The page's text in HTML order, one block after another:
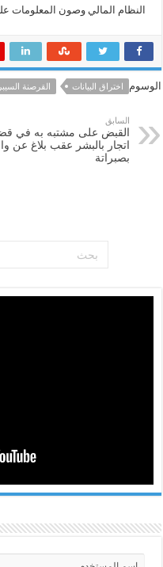
النظام المالي وصون المعلومات
الوسوم اختراق البيانات القرصنة
السابق
القبض على مشتبه به في
اتجار بالبشر عقب بلاغ عن
بصبراتة